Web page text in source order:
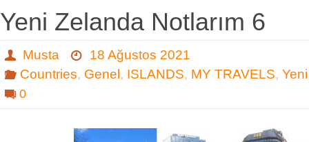
Yeni Zelanda Notlarım 6
Musta
18 Ağustos 2021
Countries, Genel , ISLANDS, MY TRAVELS,
0